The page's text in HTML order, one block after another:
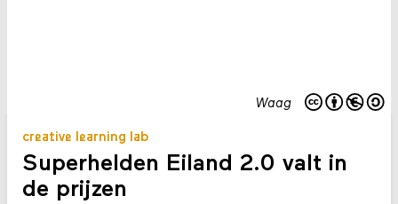
Waag
creative learning lab
Superhelden Eiland 2.0 valt in
de prijzen